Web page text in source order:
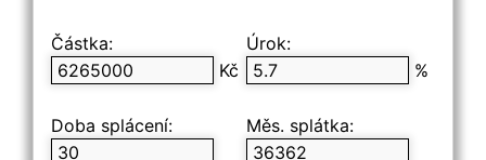
Částka:
Kč
Úrok:
%
Doba splácení: Měs. splátka: